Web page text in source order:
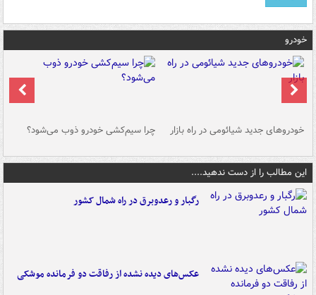
خودرو
خودروهای جدید شیائومی در راه بازار چرا سیم‌کشی خودرو ذوب می‌شود؟
این مطالب را از دست ندهید....
رگبار و رعدوبرق در راه شمال کشور
عکس‌های دیده نشده از رفاقت دو فرمانده‌ موشکی